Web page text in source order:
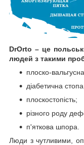
DrOrto – це
людей з такими
плоско-
діабетична
плоскостопість;
різного роду
п'яткова шпора.
Люди з чутливими,